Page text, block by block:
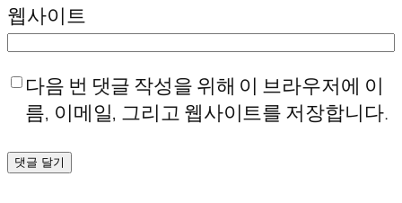
웹사이트
다음 번 댓글 작성을 위해 이 브라우저에 이
름, 이메일, 그리고 웹사이트를 저장합니다.